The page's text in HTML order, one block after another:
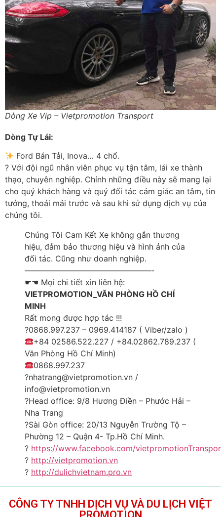
Dòng Xe Vip – Vietpromotion Transport
Dòng Tự Lái:
Ford Bán Tải, Inova… 4 chổ.
? Với đội ngũ nhân viên phục vụ tận tâm, lái xe thành
thạo, chuyên nghiệp. Chính những điều này sẽ mang lại
cho quý khách hàng và quý đối tác cảm giác an tâm, tin
tưởng, thoải mái trước và sau khi sử dụng dịch vụ của
chúng tôi.
Chúng Tôi Cam Kết Xe không gắn thương
hiệu, đảm bảo thương hiệu và hình ảnh của
đối tác. Cũng như doanh nghiệp.
————————————————-
☛☚ Mọi chi tiết xin liên hệ:
VIETPROMOTION_VĂN PHÒNG HỒ CHÍ
MINH
Rất mong được hợp tác !!!
?0868.997.237 – 0969.414187 ( Viber/zalo )
+84 02586.522.227 / +84.02862.789.237 (
Văn Phòng Hồ Chí Minh)
0868.997.237
?nhatrang@vietpromotion.vn /
info@vietpromotion.vn
?️Head office: 9/8 Hương Điền – Phước Hải –
Nha Trang
?️Sài Gòn office: 20/13 Nguyễn Trường Tộ –
Phường 12 – Quận 4- Tp.Hồ Chí Minh.
?️ https://www.facebook.com/
?️ http://vietpromotion.vn
?️ http://dulichvietnam.pro.vn
CÔNG TY TNHH DỊCH VỤ VÀ DU LỊCH VIỆT